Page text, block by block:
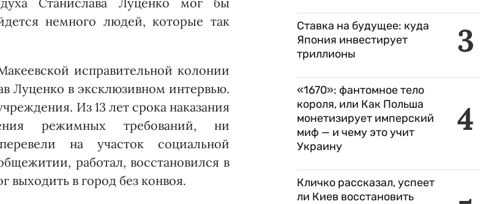
немного людей, которые так
исправительной колонии
Луценко в эксклюзивном интервью.
Из 13 лет срока наказания
режимных требований, ни
на участок социальной
работал, восстановился в
выходить в город без конвоя.
3
Ставка на будущее: куда
Япония инвестирует
триллионы
4
«1670»: фантомное тело
короля, или Как Польша
монетизирует имперский
миф — и чему это учит
Украину
Кличко рассказал, успеет
ли Киев восстановить